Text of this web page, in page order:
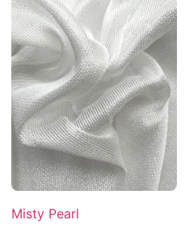
Misty Pearl